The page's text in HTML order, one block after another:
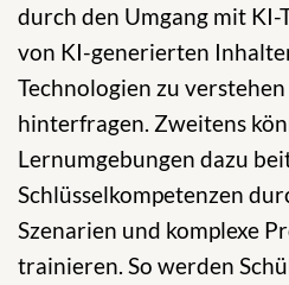
durch den Umgang mit KI-
von KI-generierten
Technologien zu
hinterfragen. Zweitens
Lernumgebungen dazu
Schlüsselkompetenzen
Szenarien und komplexe
trainieren. So werden